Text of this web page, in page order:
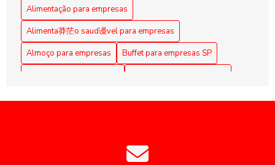
Alimentação Coletiva em Empresas: Benefícios e Práticas
Alimentação coletiva em empresas: como implementar e os
benefícios para a equipe
Alimentação Corporativa Eficiente: Benefícios do Buffet
Alimentação para empresas
Alimenta莽茫o saud谩vel para empresas
Almoço para empresas
Buffet para empresas SP